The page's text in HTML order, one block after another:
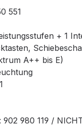
551
+ 1
A++ bis E)
980 119 /